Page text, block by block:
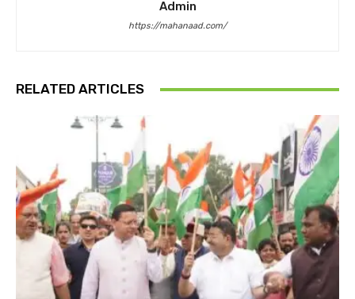
Admin
https://mahanaad.com/
RELATED ARTICLES